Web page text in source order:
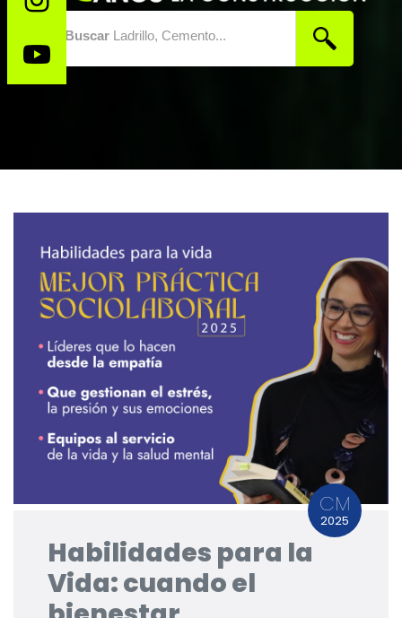
BuscarLadrillo, Cemento...
CM
2025
Habilidades para la
Vida: cuando el